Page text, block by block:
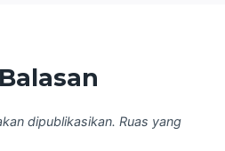
dipublikasikan. Ruas yang